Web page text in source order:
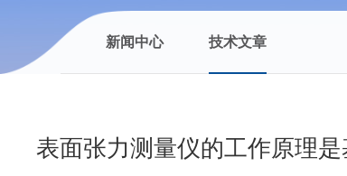
新闻中心 技术文章
表面张力测量仪的工作原理